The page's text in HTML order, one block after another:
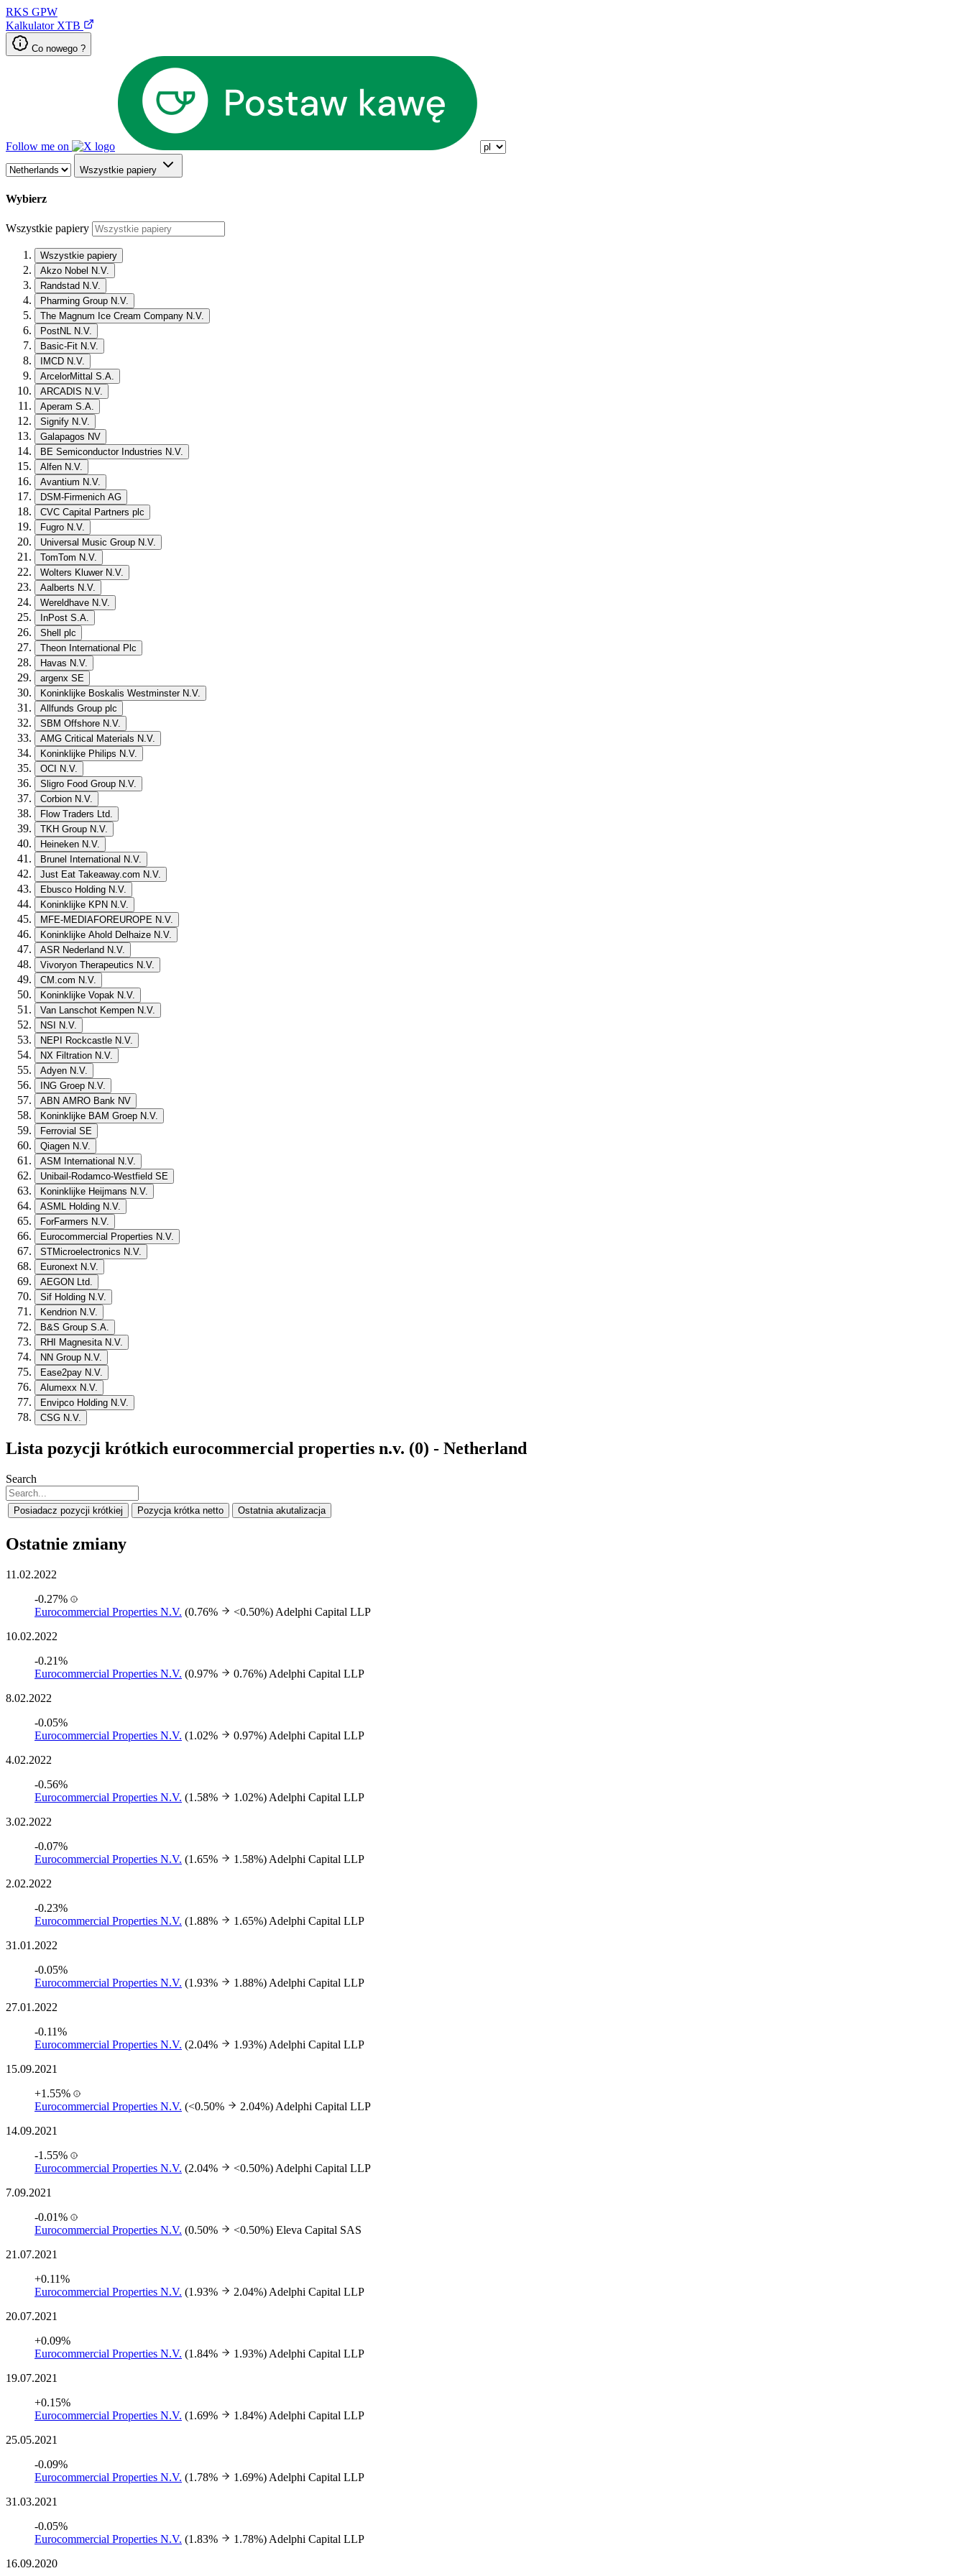
RKS GPW
Kalkulator XTB
Co nowego ?
Follow me on
Wszystkie papiery
Wybierz
Wszystkie papiery
Wszystkie papiery
Akzo Nobel N.V.
Randstad N.V.
Pharming Group N.V.
The Magnum Ice Cream Company N.V.
PostNL N.V.
Basic-Fit N.V.
IMCD N.V.
ArcelorMittal S.A.
ARCADIS N.V.
Aperam S.A.
Signify N.V.
Galapagos NV
BE Semiconductor Industries N.V.
Alfen N.V.
Avantium N.V.
DSM-Firmenich AG
CVC Capital Partners plc
Fugro N.V.
Universal Music Group N.V.
TomTom N.V.
Wolters Kluwer N.V.
Aalberts N.V.
Wereldhave N.V.
InPost S.A.
Shell plc
Theon International Plc
Havas N.V.
argenx SE
Koninklijke Boskalis Westminster N.V.
Allfunds Group plc
SBM Offshore N.V.
AMG Critical Materials N.V.
Koninklijke Philips N.V.
OCI N.V.
Sligro Food Group N.V.
Corbion N.V.
Flow Traders Ltd.
TKH Group N.V.
Heineken N.V.
Brunel International N.V.
Just Eat Takeaway.com N.V.
Ebusco Holding N.V.
Koninklijke KPN N.V.
MFE-MEDIAFOREUROPE N.V.
Koninklijke Ahold Delhaize N.V.
ASR Nederland N.V.
Vivoryon Therapeutics N.V.
CM.com N.V.
Koninklijke Vopak N.V.
Van Lanschot Kempen N.V.
NSI N.V.
NEPI Rockcastle N.V.
NX Filtration N.V.
Adyen N.V.
ING Groep N.V.
ABN AMRO Bank NV
Koninklijke BAM Groep N.V.
Ferrovial SE
Qiagen N.V.
ASM International N.V.
Unibail-Rodamco-Westfield SE
Koninklijke Heijmans N.V.
ASML Holding N.V.
ForFarmers N.V.
Eurocommercial Properties N.V.
STMicroelectronics N.V.
Euronext N.V.
AEGON Ltd.
Sif Holding N.V.
Kendrion N.V.
B&S Group S.A.
RHI Magnesita N.V.
NN Group N.V.
Ease2pay N.V.
Alumexx N.V.
Envipco Holding N.V.
CSG N.V.
Lista pozycji krótkich eurocommercial properties n.v. (0) - Netherland
Search
Posiadacz pozycji krótkiej Pozycja krótka netto Ostatnia akutalizacja
Ostatnie zmiany
11.02.2022
-0.27%
Eurocommercial Properties N.V. (0.76% <0.50%) Adelphi Capital LLP
10.02.2022
-0.21%
Eurocommercial Properties N.V. (0.97% 0.76%) Adelphi Capital LLP
8.02.2022
-0.05%
Eurocommercial Properties N.V. (1.02% 0.97%) Adelphi Capital LLP
4.02.2022
-0.56%
Eurocommercial Properties N.V. (1.58% 1.02%) Adelphi Capital LLP
3.02.2022
-0.07%
Eurocommercial Properties N.V. (1.65% 1.58%) Adelphi Capital LLP
2.02.2022
-0.23%
Eurocommercial Properties N.V. (1.88% 1.65%) Adelphi Capital LLP
31.01.2022
-0.05%
Eurocommercial Properties N.V. (1.93% 1.88%) Adelphi Capital LLP
27.01.2022
-0.11%
Eurocommercial Properties N.V. (2.04% 1.93%) Adelphi Capital LLP
15.09.2021
+1.55%
Eurocommercial Properties N.V. (<0.50% 2.04%) Adelphi Capital LLP
14.09.2021
-1.55%
Eurocommercial Properties N.V. (2.04% <0.50%) Adelphi Capital LLP
7.09.2021
-0.01%
Eurocommercial Properties N.V. (0.50% <0.50%) Eleva Capital SAS
21.07.2021
+0.11%
Eurocommercial Properties N.V. (1.93% 2.04%) Adelphi Capital LLP
20.07.2021
+0.09%
Eurocommercial Properties N.V. (1.84% 1.93%) Adelphi Capital LLP
19.07.2021
+0.15%
Eurocommercial Properties N.V. (1.69% 1.84%) Adelphi Capital LLP
25.05.2021
-0.09%
Eurocommercial Properties N.V. (1.78% 1.69%) Adelphi Capital LLP
31.03.2021
-0.05%
Eurocommercial Properties N.V. (1.83% 1.78%) Adelphi Capital LLP
16.09.2020